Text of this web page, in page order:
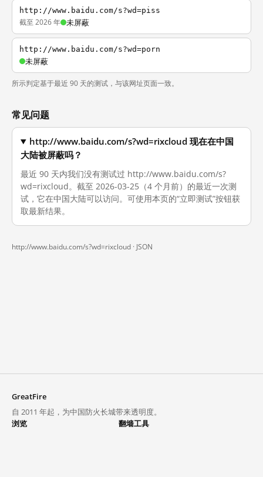
http://www.baidu.com/s?wd=piss
截至 2026 年 未屏蔽
http://www.baidu.com/s?wd=porn
未屏蔽
所示判定基于最近 90 天的测试，与该网址页面一致。
常见问题
http://www.baidu.com/s?wd=rixcloud 现在在中国
大陆被屏蔽吗？
最近 90 天内我们没有测试过 http://www.baidu.com/s?
wd=rixcloud。截至 2026-03-25（4 个月前）的最近一次测
试，它在中国大陆可以访问。可使用本页的“立即测试”按钮获
取最新结果。
http://www.baidu.com/s?wd=rixcloud · JSON
GreatFire
自 2011 年起，为中国防火长城带来透明度。
浏览
翻墙工具